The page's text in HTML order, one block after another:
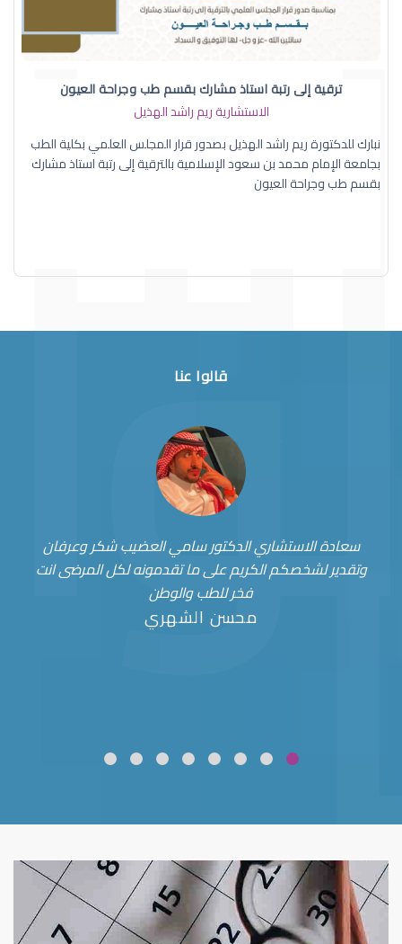
ترقية إلى رتبة استاذ مشارك بقسم طب وجراحة العيون
الاستشارية ريم راشد الهذيل
نبارك للدكتورة ريم راشد الهذيل بصدور قرار المجلس العلمي بكلية الطب
بجامعة الإمام محمد بن سعود الإسلامية بالترقية إلى رتبة استاذ مشارك
بقسم طب وجراحة العيون
قالوا عنا
سعادة الاستشاري الدكتور سامي العضيب شكر وعرفان
وتقدير لشخصكم الكريم على ما تقدمونه لكل المرضى انت
فخر للطب والوطن
محسن الشهري